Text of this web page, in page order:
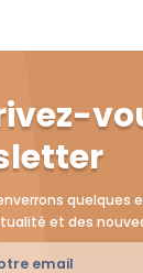
quelques
et des